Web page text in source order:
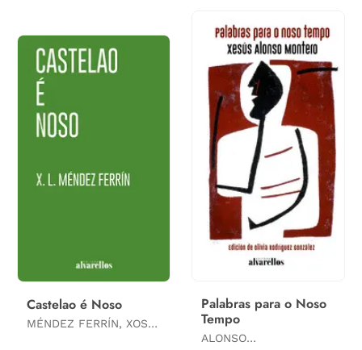
Castelao é Noso
MÉNDEZ FERRÍN, XOSÉ
Palabras para o Noso
Tempo
ALONSO